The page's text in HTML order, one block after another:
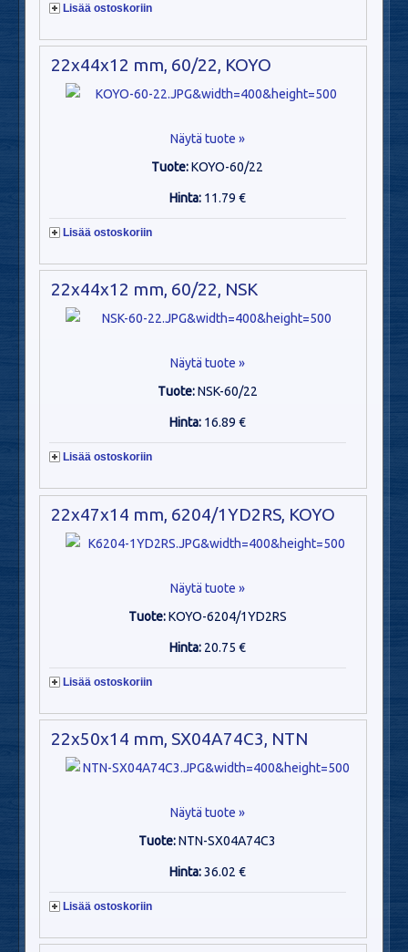
Lisää ostoskoriin
22x44x12 mm, 60/22, KOYO
Näytä tuote »
Tuote:KOYO-60/22
Hinta: 11.79 €
Lisää ostoskoriin
22x44x12 mm, 60/22, NSK
Näytä tuote »
Tuote:NSK-60/22
Hinta: 16.89 €
Lisää ostoskoriin
22x47x14 mm, 6204/1YD2RS, KOYO
Näytä tuote »
Tuote:KOYO-6204/1YD2RS
Hinta: 20.75 €
Lisää ostoskoriin
22x50x14 mm, SX04A74C3, NTN
Näytä tuote »
Tuote:NTN-SX04A74C3
Hinta:36.02 €
Lisää ostoskoriin